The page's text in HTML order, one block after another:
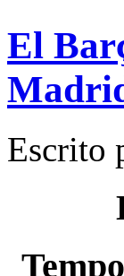
El
Escrito